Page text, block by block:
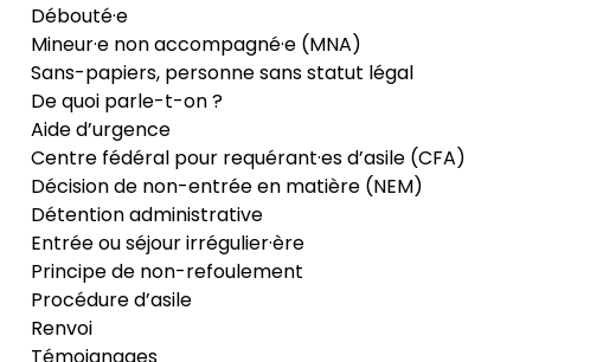
Débouté·e
Mineur·e non accompagné·e (MNA)
Sans-papiers, personne sans statut légal
De quoi parle-t-on ?
Aide d’urgence
Centre fédéral pour requérant·es d’asile (CFA)
Décision de non-entrée en matière (NEM)
Détention administrative
Entrée ou séjour irrégulier·ère
Principe de non-refoulement
Procédure d’asile
Renvoi